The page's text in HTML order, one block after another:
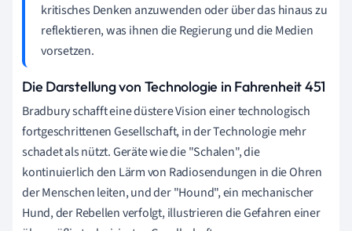
kritisches Denken anzuwenden oder über das hinaus zu
reflektieren, was ihnen die Regierung und die Medien
vorsetzen.
Die Darstellung von Technologie in Fahrenheit 451
Bradbury schafft eine düstere Vision einer technologisch
fortgeschrittenen Gesellschaft, in der Technologie mehr
schadet als nützt. Geräte wie die "Schalen", die
kontinuierlich den Lärm von Radiosendungen in die Ohren
der Menschen leiten, und der "Hound", ein mechanischer
Hund, der Rebellen verfolgt, illustrieren die Gefahren einer